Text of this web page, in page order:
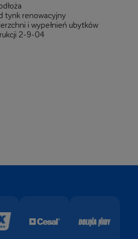
tynk renowacyjny
i wypełnień ubytków
2-9-04